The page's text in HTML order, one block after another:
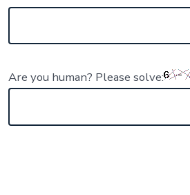
Are you human? Please solve: